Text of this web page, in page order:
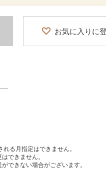
お気に入りに
る月指定はできません。
できません。
できない場合がございます。